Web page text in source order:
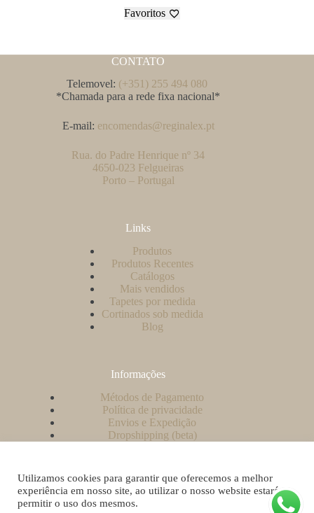
Favoritos
CONTATO
Telemovel: (+351) 255 494 080
*Chamada para a rede fixa nacional*
E-mail: encomendas@reginalex.pt
Rua. do Padre Henrique nº 34
4650-023 Felgueiras
Porto – Portugal
Links
Produtos
Produtos Recentes
Catálogos
Mais vendidos
Tapetes por medida
Cortinados sob medida
Blog
Informações
Métodos de Pagamento
Política de privacidade
Envios e Expedição
Dropshipping (beta)
Como criar uma conta no nosso website?
Livro de Reclamações
Utilizamos cookies para garantir que oferecemos a melhor
experiência em nosso site, ao utilizar o nosso website estará a
permitir o uso dos mesmos.